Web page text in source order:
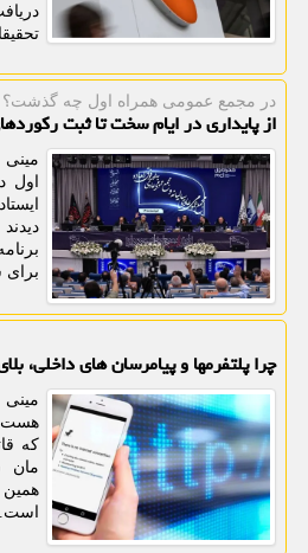
در مجمع عمومی همراه اول چه گذشت؟
از پایداری در ایام سخت تا ثبت
مینی
اول
برای
چرا پلتفرمها و پیامرسان های داخلی،
هست
که
مان
است.